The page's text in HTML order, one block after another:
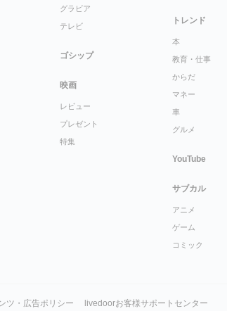
グラビア
テレビ
ゴシップ
映画
レビュー
プレゼント
特集
トレンド
本
教育・仕事
からだ
マネー
車
グルメ
YouTube
サブカル
アニメ
ゲーム
コミック
ツ・広告ポリシー livedoorお客様サポートセンター